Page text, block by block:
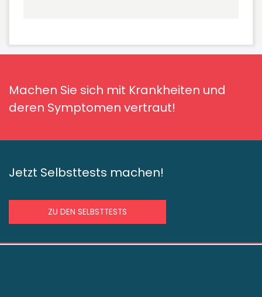
Machen Sie sich mit Krankheiten und
deren Symptomen vertraut!
Jetzt Selbsttests machen!
ZU DEN SELBSTTESTS